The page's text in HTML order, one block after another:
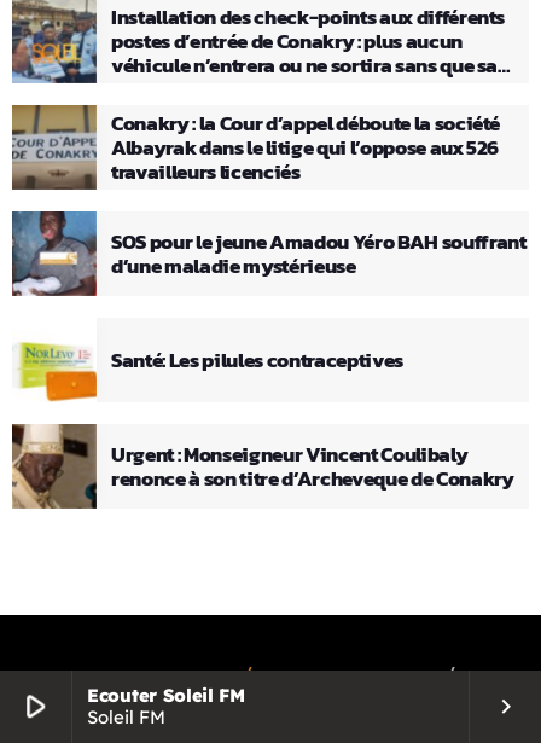
play_arrow
Ecouter Soleil FM
Soleil FM
keyboard_arrow_right
Installation des check-points aux différents
postes d’entrée de Conakry : plus aucun
véhicule n’entrera ou ne sortira sans que sa
Conakry : la Cour d’appel déboute la société
Albayrak dans le litige qui l’oppose aux 526
travailleurs licenciés
SOS pour le jeune Amadou Yéro BAH souffrant
d’une maladie mystérieuse
Santé: Les pilules contraceptives
Urgent : Monseigneur Vincent Coulibaly
renonce à son titre d’Archeveque de Conakry
COPYRIGHTSOLEIL FM GUINÉEILLUMINE VOTRE JOURNÉE